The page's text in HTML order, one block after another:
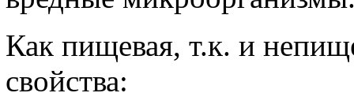
Как пищевая, т.к. и
свойства: